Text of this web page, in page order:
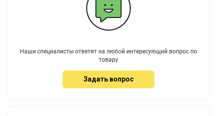
Наши специалисты ответят на любой интересующий вопрос по
товару
Задать вопрос